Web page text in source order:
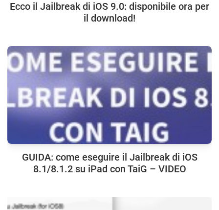
Ecco il Jailbreak di iOS 9.0: disponibile ora per
il download!
GUIDA: come eseguire il Jailbreak di iOS
8.1/8.1.2 su iPad con TaiG – VIDEO